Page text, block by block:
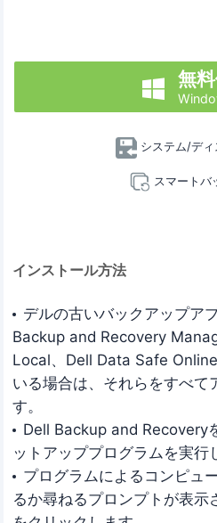
 無
システム/ディ
スマートバ
インストール方法
デルの古いバックアップア
Backup and Recovery
Local、Dell Data Safe
いる場合は、それらをすべて
す。
Dell Backup and Recovery
ットアッププログラムを実行
プログラムによるコンピュ
るか尋ねるプロンプトが表示